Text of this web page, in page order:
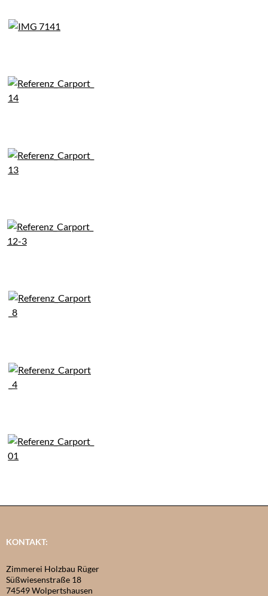
KONTAKT:
Zimmerei Holzbau Rüger
Süßwiesenstraße 18
74549 Wolpertshausen